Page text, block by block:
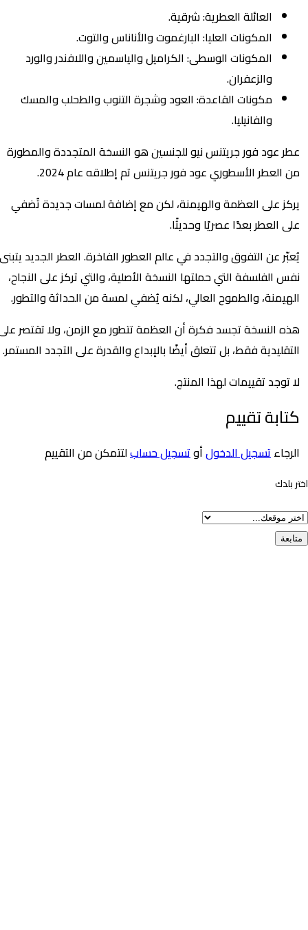
العائلة العطرية: شرقية.
المكونات العليا: البارغموت والأناناس والتوت.
المكونات الوسطى: الكراميل والياسمين واللافندر والورد
والزعفران.
مكونات القاعدة: العود وشجرة التنوب والطحلب والمسك
والفانيليا.
فور جريتنس نيو للجنسين هو النسخة المتجددة والمطورة
الأسطوري عود فور جريتنس تم إطلاقه عام 2024.
على العظمة والهيمنة، لكن مع إضافة لمسات جديدة تُضفي
بعدًا عصريًا وحديثًا.
عن التفوق والتجدد في عالم العطور الفاخرة. العطر الجديد يتبنى
التي حملتها النسخة الأصلية، والتي تركز على النجاح،
والطموح العالي، لكنه يُضفي لمسة من الحداثة والتطور.
تجسد فكرة أن العظمة تتطور مع الزمن، ولا تقتصر على
فقط، بل تتعلق أيضًا بالإبداع والقدرة على التجدد المستمر.
تقييمات لهذا المنتج.
تقييم
تسجيل الدخولأوتسجيل حسابلتتمكن من التقييم